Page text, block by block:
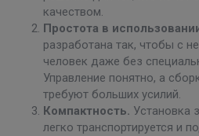
качеством.
Простота в
разработана так, чтобы с
человек даже без
Управление понятно, а
требуют больших усилий.
Компактность. Установка
легко транспортируется и